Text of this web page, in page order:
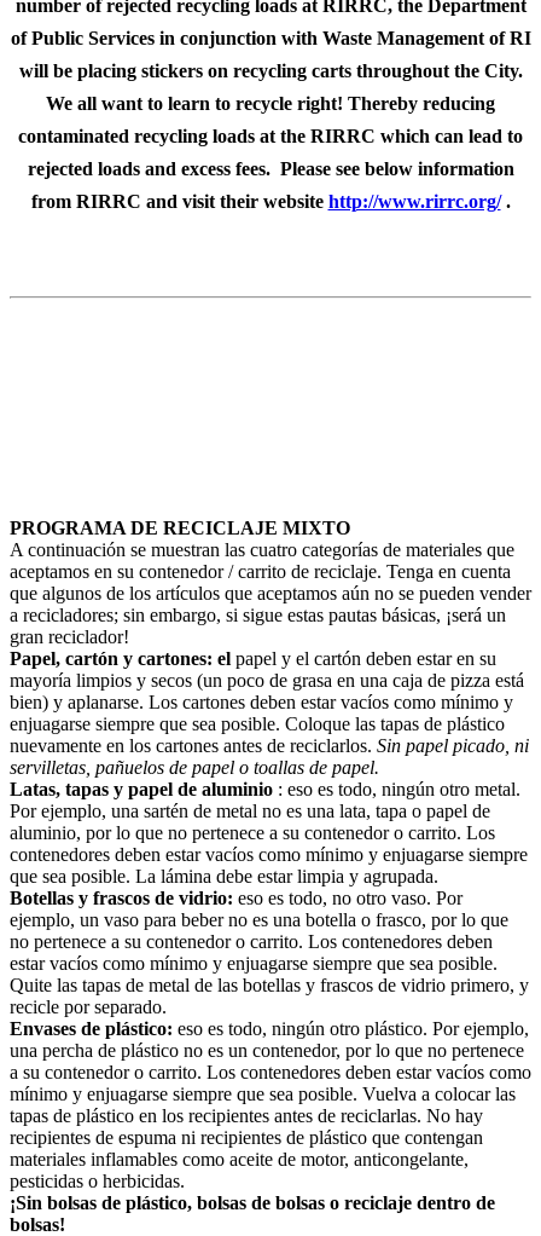
number of rejected recycling loads at RIRRC, the Department
of Public Services in conjunction with Waste Management of RI
will be placing stickers on recycling carts throughout the City.
We all want to learn to recycle right! Thereby reducing
contaminated recycling loads at the RIRRC which can lead to
rejected loads and excess fees. Please see below information
from RIRRC and visit their website http://www.rirrc.org/.
PROGRAMA DE RECICLAJE MIXTO
A continuación se muestran las cuatro categorías de materiales que
aceptamos en su contenedor / carrito de reciclaje. Tenga en cuenta
que algunos de los artículos que aceptamos aún no se pueden vender
a recicladores; sin embargo, si sigue estas pautas básicas, ¡será un
gran reciclador!
Papel, cartón y cartones: el papel y el cartón deben estar en su
mayoría limpios y secos (un poco de grasa en una caja de pizza está
bien) y aplanarse. Los cartones deben estar vacíos como mínimo y
enjuagarse siempre que sea posible. Coloque las tapas de plástico
nuevamente en los cartones antes de reciclarlos. Sin papel picado, ni
servilletas, pañuelos de papel o toallas de papel.
Latas, tapas y papel de aluminio : eso es todo, ningún otro metal.
Por ejemplo, una sartén de metal no es una lata, tapa o papel de
aluminio, por lo que no pertenece a su contenedor o carrito. Los
contenedores deben estar vacíos como mínimo y enjuagarse siempre
que sea posible. La lámina debe estar limpia y agrupada.
Botellas y frascos de vidrio: eso es todo, no otro vaso. Por
ejemplo, un vaso para beber no es una botella o frasco, por lo que
no pertenece a su contenedor o carrito. Los contenedores deben
estar vacíos como mínimo y enjuagarse siempre que sea posible.
Quite las tapas de metal de las botellas y frascos de vidrio primero, y
recicle por separado.
Envases de plástico: eso es todo, ningún otro plástico. Por ejemplo,
una percha de plástico no es un contenedor, por lo que no pertenece
a su contenedor o carrito. Los contenedores deben estar vacíos como
mínimo y enjuagarse siempre que sea posible. Vuelva a colocar las
tapas de plástico en los recipientes antes de reciclarlas. No hay
recipientes de espuma ni recipientes de plástico que contengan
materiales inflamables como aceite de motor, anticongelante,
pesticidas o herbicidas.
¡Sin bolsas de plástico, bolsas de bolsas o reciclaje dentro de
bolsas!